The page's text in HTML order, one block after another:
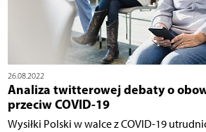
26.08.2022
Analiza twitterowej debaty o
przeciw COVID-19
Wysiłki Polski w walce z COVID-19